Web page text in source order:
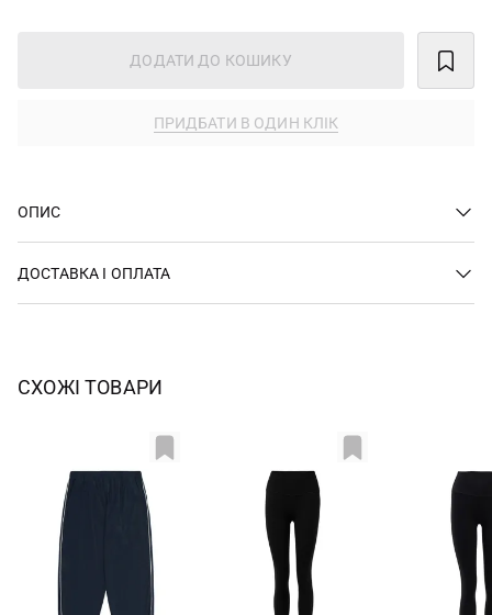
ДОДАТИ ДО КОШИКУ
ПРИДБАТИ В ОДИН КЛІК
ОПИС
ДОСТАВКА І ОПЛАТА
СХОЖІ ТОВАРИ